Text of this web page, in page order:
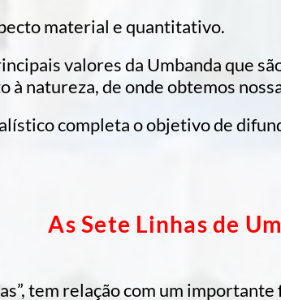
material e quantitativo.
valores da Umbanda que
natureza, de onde obtemos
completa o objetivo de
As Sete Linhas de
tem relação com um